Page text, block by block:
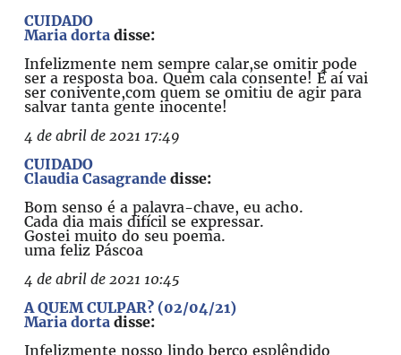
CUIDADO
Maria dorta disse:
Infelizmente nem sempre calar,se omitir pode
ser a resposta boa. Quem cala consente! É aí vai
ser conivente,com quem se omitiu de agir para
salvar tanta gente inocente!
4 de abril de 2021 17:49
CUIDADO
Claudia Casagrande disse:
Bom senso é a palavra-chave, eu acho.
Cada dia mais difícil se expressar.
Gostei muito do seu poema.
uma feliz Páscoa
4 de abril de 2021 10:45
A QUEM CULPAR? (02/04/21)
Maria dorta disse:
Infelizmente nosso lindo berço esplêndido